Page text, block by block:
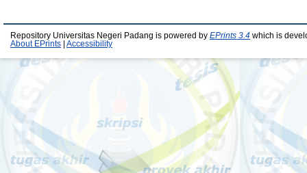
Repository Universitas Negeri Padang is powered by EPrints 3.4 which is
About EPrints
Accessibility